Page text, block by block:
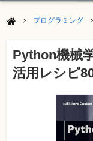
ペ
ジ
ソ
コ
ン
ソ
プログラミング
Python機械
活用レシピ